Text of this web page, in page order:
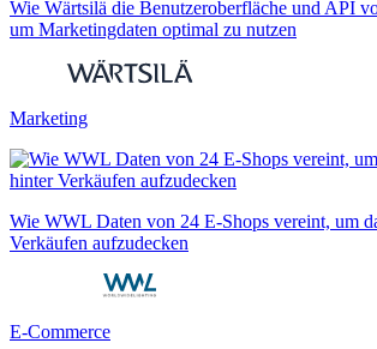
Wie Wärtsilä die Benutzeroberfläche und API
um Marketingdaten optimal zu nutzen
Marketing
Wie WWL Daten von 24 E-Shops vereint, um
Verkäufen aufzudecken
E-Commerce